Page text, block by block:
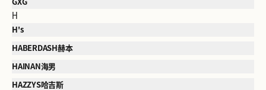
GXG
H
H's
HABERDASH赫本
HAINAN海男
HAZZYS哈吉斯